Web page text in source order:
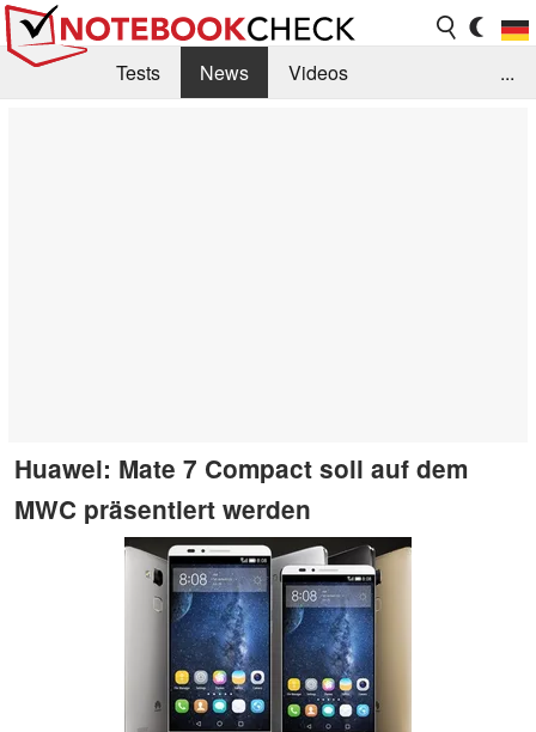
Tests News
Videos
...
Huawei: Mate 7 Compact soll auf dem
MWC präsentiert werden